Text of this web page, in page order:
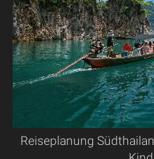
Reiseplanung